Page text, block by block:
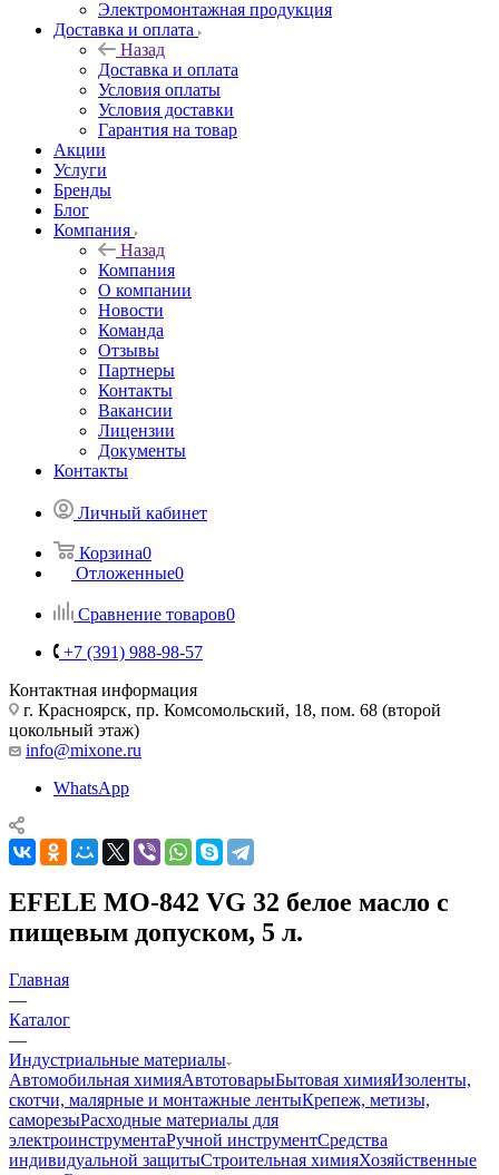
Электромонтажная продукция
Доставка и оплата
Назад
Доставка и оплата
Условия оплаты
Условия доставки
Гарантия на товар
Акции
Услуги
Бренды
Блог
Компания
Назад
Компания
О компании
Новости
Команда
Отзывы
Партнеры
Контакты
Вакансии
Лицензии
Документы
Контакты
Личный кабинет
Корзина0
Отложенные0
Сравнение товаров0
+7 (391) 988-98-57
Контактная информация
г. Красноярск, пр. Комсомольский, 18, пом. 68 (второй
цокольный этаж)
info@mixone.ru
WhatsApp
EFELE MO-842 VG 32 белое масло с
пищевым допуском, 5 л.
Главная
—
Каталог
—
Индустриальные материалы
Автомобильная химияАвтотоварыБытовая химияИзоленты,
скотчи, малярные и монтажные лентыКрепеж, метизы,
саморезыРасходные материалы для
электроинструментаРучной инструментСредства
индивидуальной защитыСтроительная химияХозяйственные